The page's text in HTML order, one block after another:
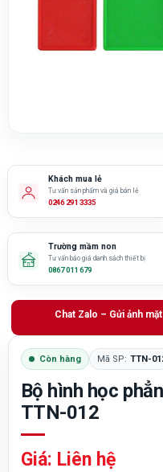
Khách mua lẻ
Tư vấn sản phẩm và giá bán lẻ
0246 291 3335
Trường mầm non
Tư vấn báo giá danh sách thiết bị
0867 011 679
Chat Zalo – Gửi ảnh
Còn hàng Mã SP: TTN-
Bộ hình học
TTN-012
Giá: Liên hệ